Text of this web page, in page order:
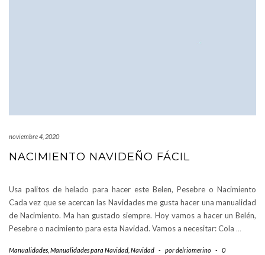
noviembre 4, 2020
NACIMIENTO NAVIDEÑO FÁCIL
Usa palitos de helado para hacer este Belen, Pesebre o Nacimiento
Cada vez que se acercan las Navidades me gusta hacer una manualidad
de Nacimiento. Ma han gustado siempre. Hoy vamos a hacer un Belén,
Pesebre o nacimiento para esta Navidad. Vamos a necesitar: Cola …
Manualidades Manualidades para Navidad Navidad - pordelriomerino - 0